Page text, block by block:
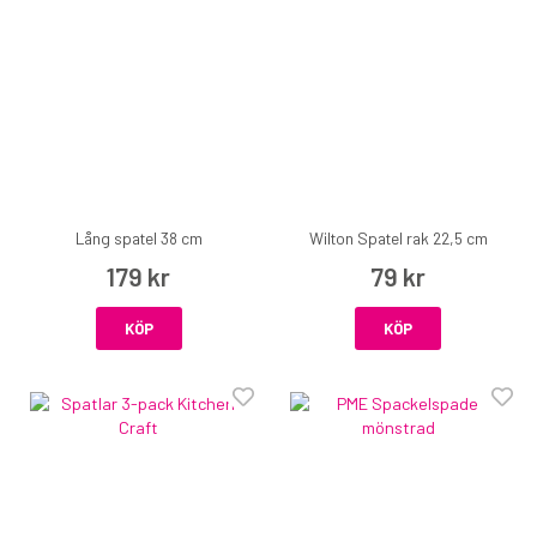
Lång spatel 38 cm
179 kr
KÖP
Wilton Spatel rak 22,5 cm
79 kr
KÖP